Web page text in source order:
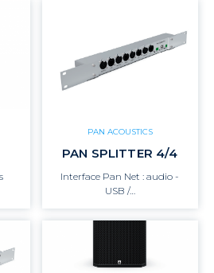
PAN ACOUSTICS
PAN SPLITTER 4/4
Interface Pan Net : audio -
USB /…